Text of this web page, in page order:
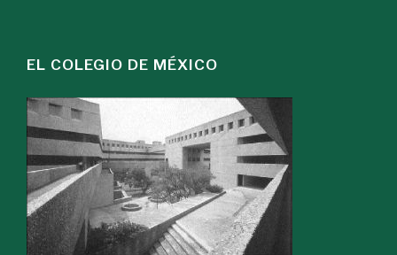
EL COLEGIO DE MÉXICO